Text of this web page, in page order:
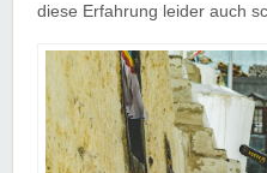
diese Erfahrung leider auch